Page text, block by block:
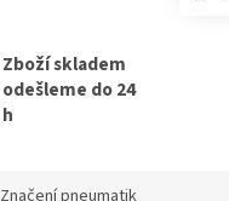
Zboží skladem
odešleme do 24
h